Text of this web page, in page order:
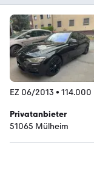
EZ 06/2013 • 114.000
Privatanbieter
51065 Mülheim